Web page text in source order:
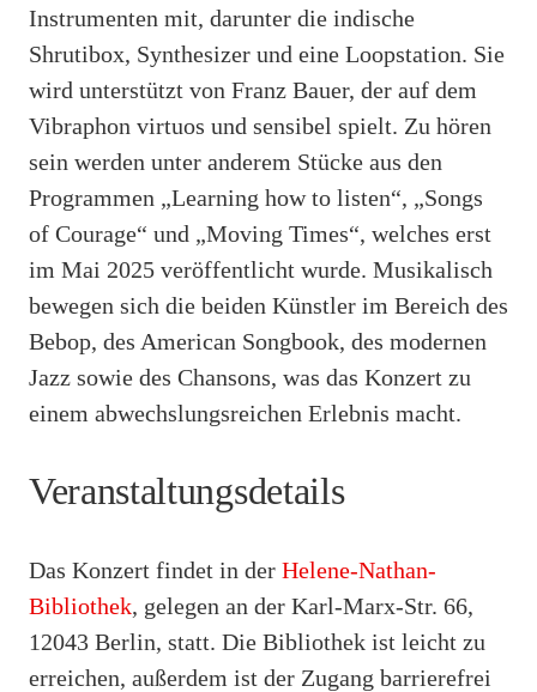
Instrumenten mit, darunter die indische
Shrutibox, Synthesizer und eine Loopstation. Sie
wird unterstützt von Franz Bauer, der auf dem
Vibraphon virtuos und sensibel spielt. Zu hören
sein werden unter anderem Stücke aus den
Programmen „Learning how to listen“, „Songs
of Courage“ und „Moving Times“, welches erst
im Mai 2025 veröffentlicht wurde. Musikalisch
bewegen sich die beiden Künstler im Bereich des
Bebop, des American Songbook, des modernen
Jazz sowie des Chansons, was das Konzert zu
einem abwechslungsreichen Erlebnis macht.
Veranstaltungsdetails
Das Konzert findet in der Helene-Nathan-
Bibliothek, gelegen an der Karl-Marx-Str. 66,
12043 Berlin, statt. Die Bibliothek ist leicht zu
erreichen, außerdem ist der Zugang barrierefrei